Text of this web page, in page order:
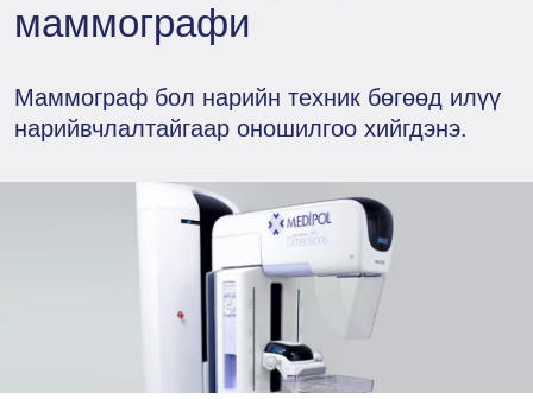
маммографи
Маммограф бол нарийн техник бөгөөд илүү
нарийвчлалтайгаар оношилгоо хийгдэнэ.